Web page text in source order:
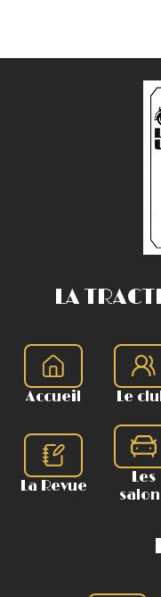
LA
Accueil Le
La Revue
Les